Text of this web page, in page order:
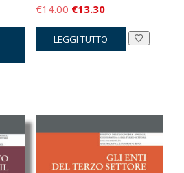
€14.00 Il
prezzo
originale
€13.30Il
prezzo
attuale
LEGGI TUTTO